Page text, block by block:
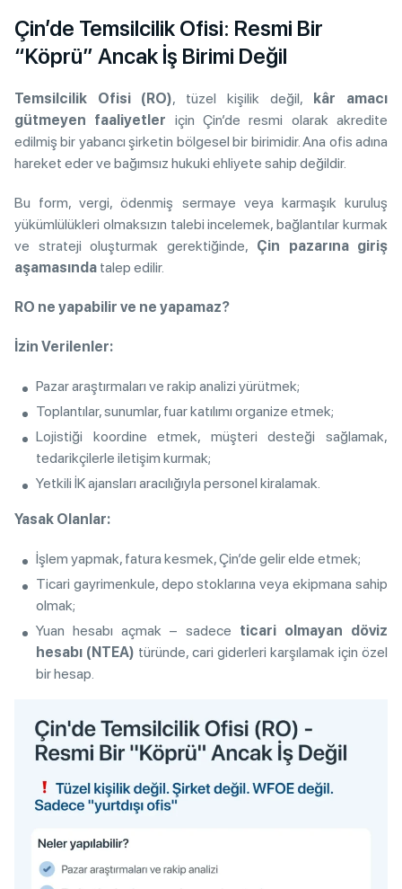
Çin’de Temsilcilik Ofisi: Resmi Bir
“Köprü” Ancak İş Birimi Değil
Temsilcilik Ofisi (RO), tüzel kişilik değil,
kâr amacı
gütmeyen faaliyetler için Çin’de resmi olarak akredite
edilmiş bir yabancı şirketin bölgesel bir birimidir. Ana ofis adına
hareket eder ve bağımsız hukuki ehliyete sahip değildir.
Bu form, vergi, ödenmiş sermaye veya karmaşık kuruluş
yükümlülükleri olmaksızın talebi incelemek, bağlantılar kurmak
ve strateji oluşturmak gerektiğinde, Çin pazarına giriş
aşamasında talep edilir.
RO ne yapabilir ve ne yapamaz?
İzin Verilenler:
Pazar araştırmaları ve rakip analizi yürütmek;
Toplantılar, sunumlar, fuar katılımı organize etmek;
Lojistiği koordine etmek, müşteri desteği sağlamak,
tedarikçilerle iletişim kurmak;
Yetkili İK ajansları aracılığıyla personel kiralamak.
Yasak Olanlar:
İşlem yapmak, fatura kesmek, Çin’de gelir elde etmek;
Ticari gayrimenkule, depo stoklarına veya ekipmana sahip
olmak;
Yuan hesabı açmak – sadece ticari olmayan döviz
hesabı (NTEA) türünde, cari giderleri karşılamak için özel
bir hesap.